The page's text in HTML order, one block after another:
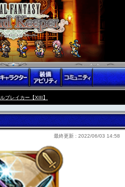
ブレイカー【XIII】
最終更新 : 2022/06/03 14:58